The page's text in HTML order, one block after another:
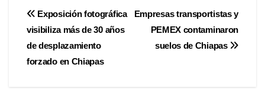
Navegación
de
entradas
Empresas transportistas y
PEMEX contaminaron
suelos de Chiapas
Exposición fotográfica
visibiliza más de 30 años
de desplazamiento
forzado en Chiapas